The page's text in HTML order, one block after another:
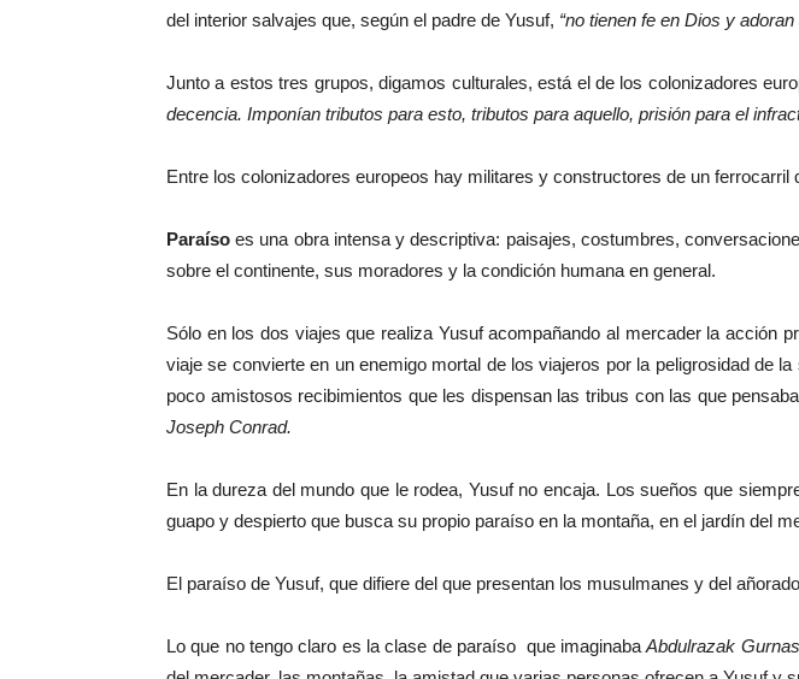
del interior salvajes que, según el padre de Yusuf, “no tienen fe en Dios y
Junto a estos tres grupos, digamos culturales, está el de los colonizadores
decencia. Imponían tributos para esto, tributos para aquello, prisión para el
Entre los colonizadores europeos hay militares y constructores de un
Paraísoes una obra intensa y descriptiva: paisajes, costumbres,
sobre el continente, sus moradores y la condición humana en general.
Sólo en los dos viajes que realiza Yusuf acompañando al mercader la acción
viaje se convierte en un enemigo mortal de los viajeros por la peligrosidad de
poco amistosos recibimientos que les dispensan las tribus con las que
Joseph Conrad.
En la dureza del mundo que le rodea, Yusuf no encaja. Los sueños que
guapo y despierto que busca su propio paraíso en la montaña, en el jardín del
El paraíso de Yusuf, que difiere del que presentan los musulmanes y del
Lo que no tengo claro es la clase de paraíso que imaginabaAbdulrazak